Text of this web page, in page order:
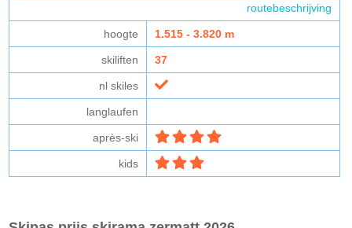
routebeschrijving
hoogte 1.515 - 3.820 m
skiliften 37
nl skiles
langlaufen
après-ski
kids